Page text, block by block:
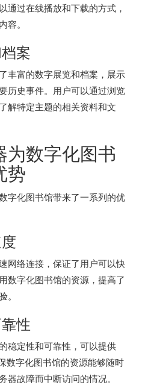
通过在线播放和下载的方式，
容。
案
丰富的数字展览和档案，展示
历史事件。用户可以通过浏览
解特定主题的相关资料和文
为数字化图书
势
字化图书馆带来了一系列的优
网络连接，保证了用户可以快
数字化图书馆的资源，提高了
。
性
稳定性和可靠性，可以提供
数字化图书馆的资源能够随时
器故障而中断访问的情况。